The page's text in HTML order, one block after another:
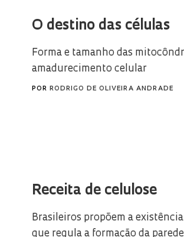
O destino das células
Forma e tamanho das
amadurecimento celular
POR RODRIGO DE OLIVEIRA ANDRADE
Receita de celulose
Brasileiros propõem a
que regula a formação da